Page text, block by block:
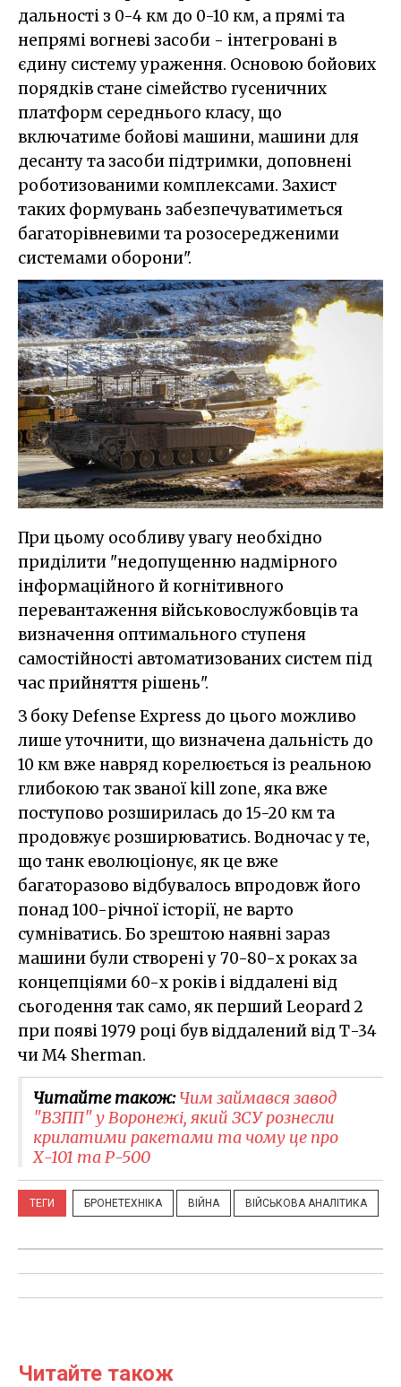
дальності з 0-4 км до 0-10 км, а прямі та
непрямі вогневі засоби - інтегровані в
єдину систему ураження. Основою бойових
порядків стане сімейство гусеничних
платформ середнього класу, що
включатиме бойові машини, машини для
десанту та засоби підтримки, доповнені
роботизованими комплексами. Захист
таких формувань забезпечуватиметься
багаторівневими та розосередженими
системами оборони".
При цьому особливу увагу необхідно
приділити "недопущенню надмірного
інформаційного й когнітивного
перевантаження військовослужбовців та
визначення оптимального ступеня
самостійності автоматизованих систем під
час прийняття рішень".
З боку Defense Express до цього можливо
лише уточнити, що визначена дальність до
10 км вже навряд корелюється із реальною
глибокою так званої kill zone, яка вже
поступово розширилась до 15-20 км та
продовжує розширюватись. Водночас у те,
що танк еволюціонує, як це вже
багаторазово відбувалось впродовж його
понад 100-річної історії, не варто
сумніватись. Бо зрештою наявні зараз
машини були створені у 70-80-х роках за
концепціями 60-х років і віддалені від
сьогодення так само, як перший Leopard 2
при появі 1979 році був віддалений від Т-34
чи M4 Sherman.
Читайте також:Чим займався завод
"ВЗПП" у Воронежі, який ЗСУ рознесли
крилатими ракетами та чому це про
Х-101 та Р-500
ТЕГИ БРОНЕТЕХНІКА ВІЙНА ВІЙСЬКОВА АНАЛІТИКА
Читайте також